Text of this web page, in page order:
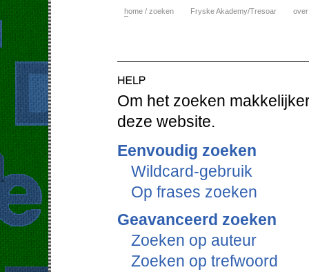
home / zoeken Fryske Akademy/Tresoar
Om het zoeken
deze website.
Eenvoudig zoeken
Wildcard-gebruik
Op frases zoeken
Geavanceerd zoeken
Zoeken op auteur
Zoeken op trefwoord